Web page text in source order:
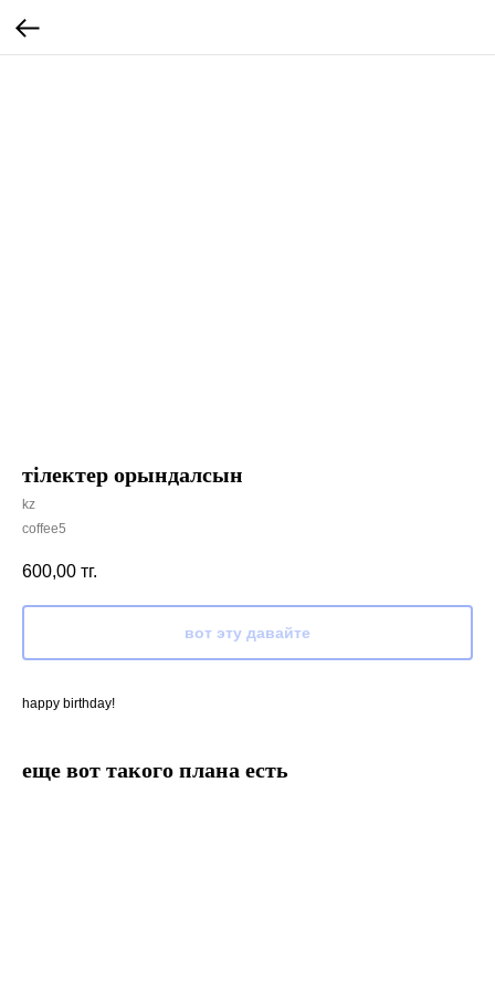
тілектер орындалсын
kz
coffee5
600,00 тг.
вот эту давайте
happy birthday!
еще вот такого плана есть